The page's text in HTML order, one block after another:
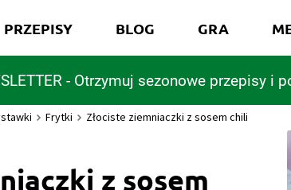
- Otrzymuj sezonowe przepisy i
PRZEPISY BLOG GRA
Frytki Złociste ziemniaczki z sosem chili
z sosem